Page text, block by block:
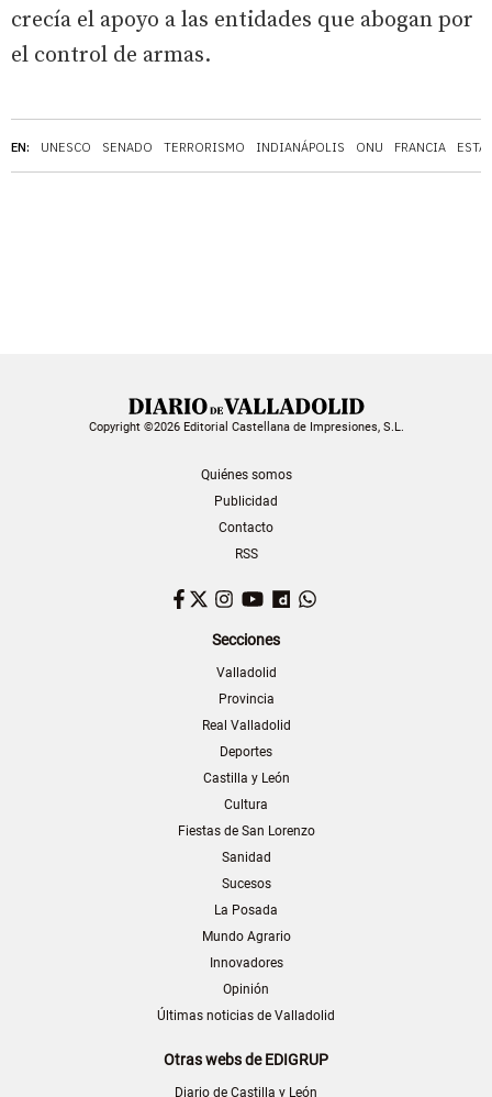
EN: UNESCO SENADO TERRORISMO INDIANÁPOLIS ONU FRANCIA
crecía el apoyo a las entidades que abogan por
el control de armas.
Copyright ©2026 Editorial Castellana de Impresiones, S.L.
Quiénes somos
Publicidad
Contacto
RSS
Facebook
TwitterInstagram
YouTubeDailymotion
Secciones
Valladolid
Provincia
Real Valladolid
Deportes
Castilla y León
Cultura
Fiestas de San Lorenzo
Sanidad
Sucesos
La Posada
Mundo Agrario
Innovadores
Opinión
Últimas noticias de Valladolid
Otras webs de EDIGRUP
Diario de Castilla y León